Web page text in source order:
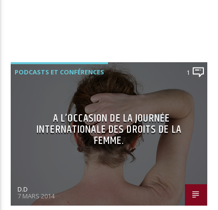
Radio Univers
PODCASTS ET CONFÉRENCES 1
A L’OCCASION DE LA JOURNÉE
INTERNATIONALE DES DROITS DE LA
FEMME.
D.D
7 MARS 2014